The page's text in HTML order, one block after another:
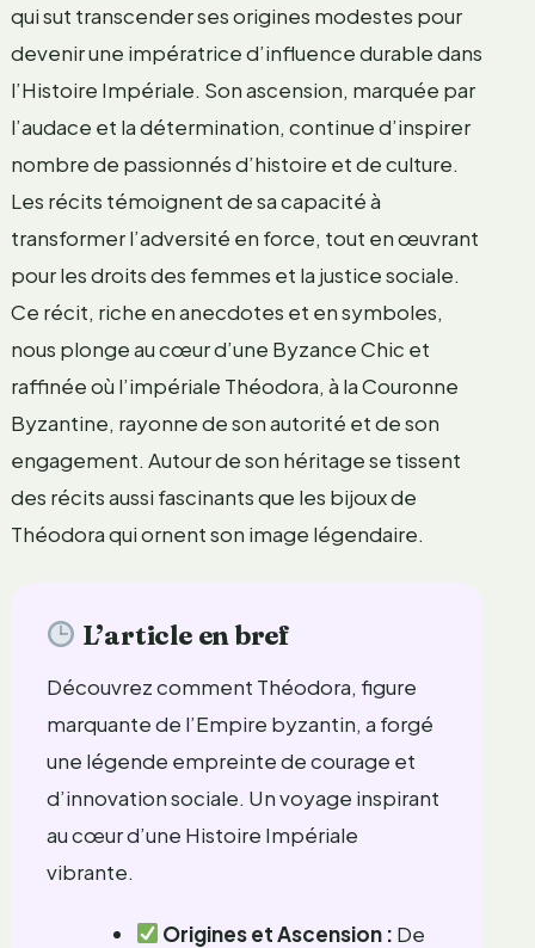
qui sut transcender ses origines modestes pour
devenir une impératrice d’influence durable dans
l’Histoire Impériale. Son ascension, marquée par
l’audace et la détermination, continue d’inspirer
nombre de passionnés d’histoire et de culture.
Les récits témoignent de sa capacité à
transformer l’adversité en force, tout en œuvrant
pour les droits des femmes et la justice sociale.
Ce récit, riche en anecdotes et en symboles,
nous plonge au cœur d’une Byzance Chic et
raffinée où l’impériale Théodora, à la Couronne
Byzantine, rayonne de son autorité et de son
engagement. Autour de son héritage se tissent
des récits aussi fascinants que les bijoux de
Théodora qui ornent son image légendaire.
L’article en bref
Découvrez comment Théodora, figure
marquante de l’Empire byzantin, a forgé
une légende empreinte de courage et
d’innovation sociale. Un voyage inspirant
au cœur d’une Histoire Impériale
vibrante.
Origines et Ascension : De